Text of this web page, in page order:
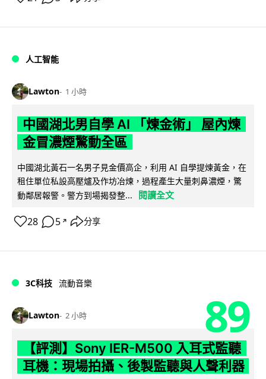
人工智能
Lawton 1 小時
中國湖北男自學 AI 「煉金術」 屋內煉
金冒濃煙驚動全區
中國湖北黃石一名男子見金價高企，利用 AI 自學提煉黃金，在
租住單位私設高壓爐及作坊冶煉，過程產生大量刺鼻濃煙，驚
動鄰居報警。警方到場揭發整...
閱讀全文
28 5 ↗ 分享
3C科技 流動音樂
Lawton 2 小時 89
【評測】Sony IER-M500 入耳式監聽
耳機：現場拍攝、後製監聽與人聲利器